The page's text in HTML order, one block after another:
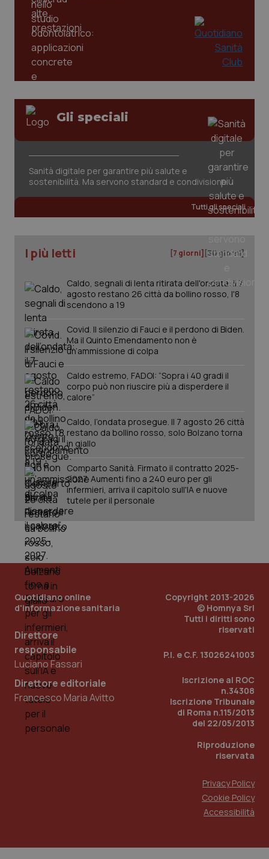
Gli speciali
Sanità digitale per garantire più salute e
sostenibilità. Ma servono standard e condivisione
Tutti gli speciali
I più letti [7 giorni] [30 giorni]
Caldo, segnali di lenta ritirata dell'ondata: il 7
agosto restano 26 città da bollino rosso, l'8
scendono a 19
Covid. Il silenzio di Fauci e il perdono di Biden.
Ma il Quinto Emendamento non è
un’ammissione di colpa
Caldo estremo, FADOI: “Sopra i 40 gradi il
corpo può non riuscire più a disperdere il
calore”
Caldo, l’ondata prosegue. Il 7 agosto 26 città
restano da bollino rosso, solo Bolzano torna
in giallo
Comparto Sanità. Firmato il contratto 2025-
2027. Aumenti fino a 240 euro per gli
infermieri, arriva il capitolo sull'IA e nuove
tutele per il personale
Quotidiano online
d'informazione sanitaria
Direttore
responsabile
Luciano Fassari
Direttore editoriale
Francesco Maria Avitto
Copyright 2013-2026
© Homnya Srl
Tutti i diritti sono
riservati
P.I. e C.F. 13026241003
Iscrizione al ROC
n.34308
Iscrizione Tribunale
di Roma n.115/2013
del 22/05/2013
Riproduzione
riservata
Privacy Policy
Cookie Policy
Accessibilità